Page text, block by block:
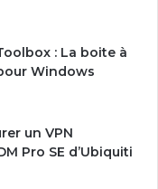
: La boite à
Windows
un VPN
Pro SE d’Ubiquiti